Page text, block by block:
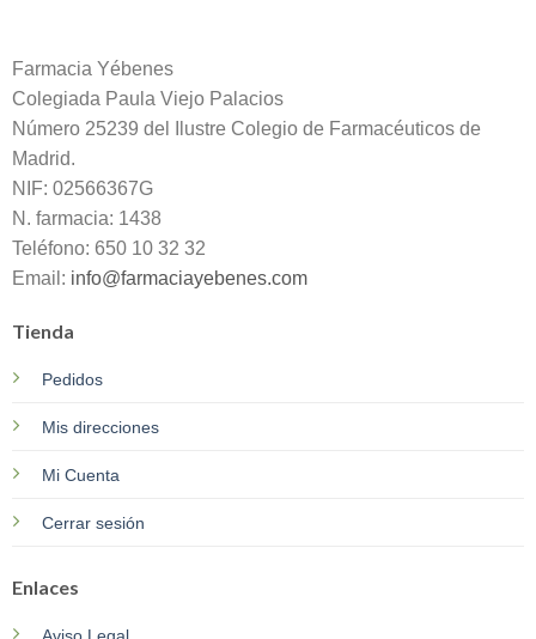
Farmacia Yébenes
Colegiada Paula Viejo Palacios
Número 25239 del Ilustre Colegio de Farmacéuticos de
Madrid.
NIF: 02566367G
N. farmacia: 1438
Teléfono: 650 10 32 32
Email: info@farmaciayebenes.com
Tienda
Pedidos
Mis direcciones
Mi Cuenta
Cerrar sesión
Enlaces